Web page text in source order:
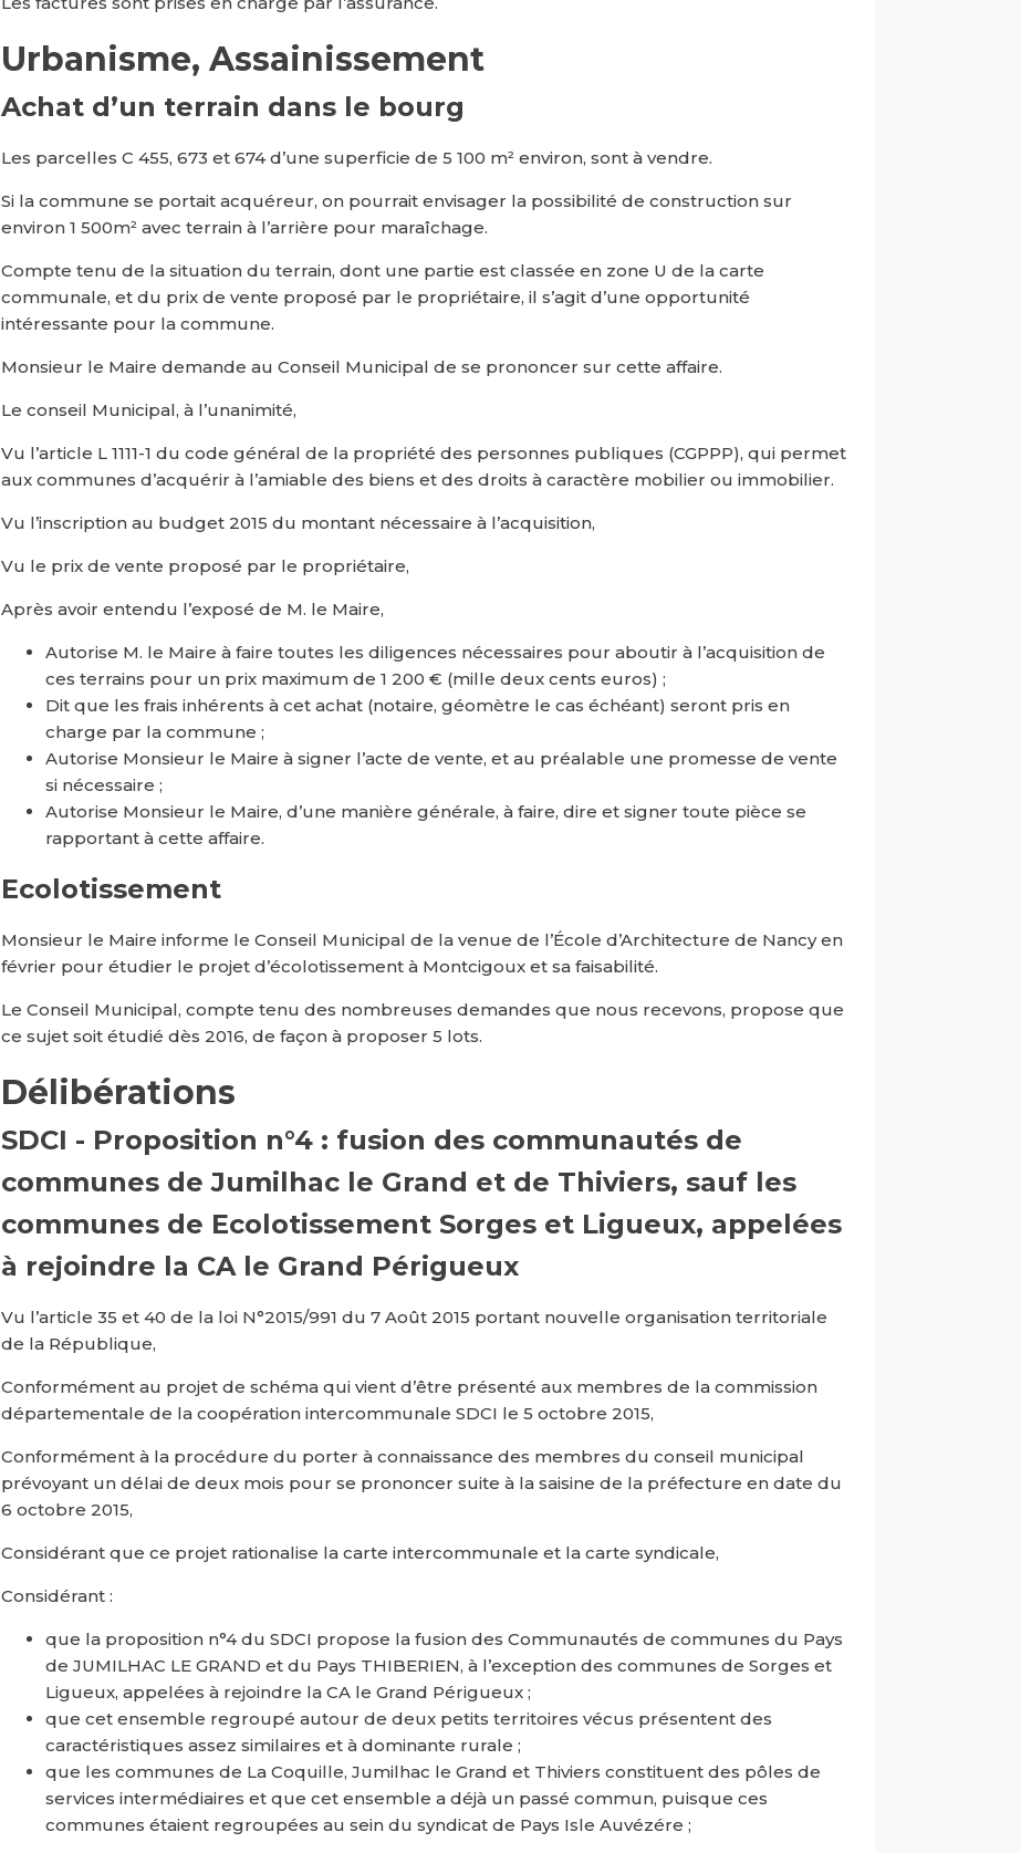
Urbanisme, Assainissement
Achat d’un terrain dans le bourg
Les parcelles C 455, 673 et 674 d’une superficie de 5 100 m² environ, sont à vendre.
Si la commune se portait acquéreur, on pourrait envisager la possibilité de construction sur
environ 1 500m² avec terrain à l’arrière pour maraîchage.
Compte tenu de la situation du terrain, dont une partie est classée en zone U de la carte
communale, et du prix de vente proposé par le propriétaire, il s’agit d’une opportunité
intéressante pour la commune.
Monsieur le Maire demande au Conseil Municipal de se prononcer sur cette affaire.
Le conseil Municipal, à l’unanimité,
Vu l’article L 1111-1 du code général de la propriété des personnes publiques (CGPPP), qui permet
aux communes d’acquérir à l’amiable des biens et des droits à caractère mobilier ou immobilier.
Vu l’inscription au budget 2015 du montant nécessaire à l’acquisition,
Vu le prix de vente proposé par le propriétaire,
Après avoir entendu l’exposé de M. le Maire,
Autorise M. le Maire à faire toutes les diligences nécessaires pour aboutir à l’acquisition de
ces terrains pour un prix maximum de 1 200 € (mille deux cents euros) ;
Dit que les frais inhérents à cet achat (notaire, géomètre le cas échéant) seront pris en
charge par la commune ;
Autorise Monsieur le Maire à signer l’acte de vente, et au préalable une promesse de vente
si nécessaire ;
Autorise Monsieur le Maire, d’une manière générale, à faire, dire et signer toute pièce se
rapportant à cette affaire.
Ecolotissement
Monsieur le Maire informe le Conseil Municipal de la venue de l’École d’Architecture de Nancy en
février pour étudier le projet d’écolotissement à Montcigoux et sa faisabilité.
Le Conseil Municipal, compte tenu des nombreuses demandes que nous recevons, propose que
ce sujet soit étudié dès 2016, de façon à proposer 5 lots.
Délibérations
SDCI - Proposition n°4 : fusion des communautés de
communes de Jumilhac le Grand et de Thiviers, sauf les
communes de Ecolotissement Sorges et Ligueux, appelées
à rejoindre la CA le Grand Périgueux
Vu l’article 35 et 40 de la loi N°2015/991 du 7 Août 2015 portant nouvelle organisation territoriale
de la République,
Conformément au projet de schéma qui vient d’être présenté aux membres de la commission
départementale de la coopération intercommunale SDCI le 5 octobre 2015,
Conformément à la procédure du porter à connaissance des membres du conseil municipal
prévoyant un délai de deux mois pour se prononcer suite à la saisine de la préfecture en date du
6 octobre 2015,
Considérant que ce projet rationalise la carte intercommunale et la carte syndicale,
Considérant :
que la proposition n°4 du SDCI propose la fusion des Communautés de communes du Pays
de JUMILHAC LE GRAND et du Pays THIBERIEN, à l’exception des communes de Sorges et
Ligueux, appelées à rejoindre la CA le Grand Périgueux ;
que cet ensemble regroupé autour de deux petits territoires vécus présentent des
caractéristiques assez similaires et à dominante rurale ;
que les communes de La Coquille, Jumilhac le Grand et Thiviers constituent des pôles de
services intermédiaires et que cet ensemble a déjà un passé commun, puisque ces
communes étaient regroupées au sein du syndicat de Pays Isle Auvézére ;